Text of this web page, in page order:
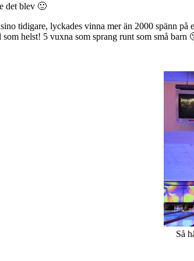
det blev 🙂
tidigare, lyckades vinna mer än 2000 spänn
helst! 5 vuxna som sprang runt som små barn
Så